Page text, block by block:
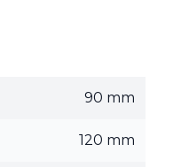
90 mm
120 mm